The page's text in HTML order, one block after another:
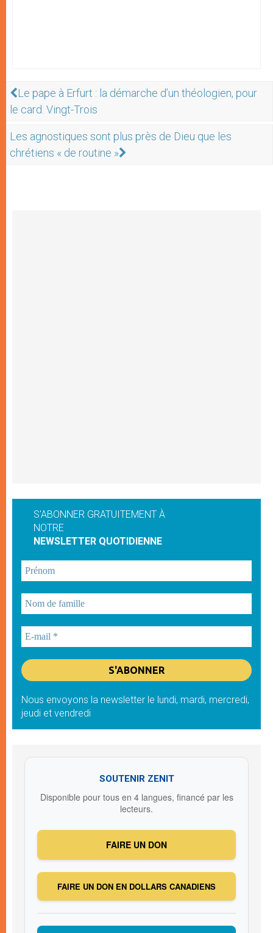
Le pape à Erfurt : la démarche d’un théologien, pour
le card. Vingt-Trois
Les agnostiques sont plus près de Dieu que les
chrétiens « de routine »
S'ABONNER GRATUITEMENT À
NOTRE
NEWSLETTER QUOTIDIENNE
Nous envoyons la newsletter le lundi, mardi, mercredi,
jeudi et vendredi
SOUTENIR ZENIT
Disponible pour tous en 4 langues, financé par les
lecteurs.
FAIRE UN DON
FAIRE UN DON EN DOLLARS CANADIENS